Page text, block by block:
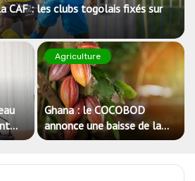
CAF : les clubs togolais fixés sur
Agriculture
Ghana : le COCOBOD
annonce une baisse de la
production de cacao pour la